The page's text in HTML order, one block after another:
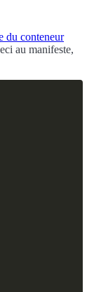
du conteneur
au manifeste,